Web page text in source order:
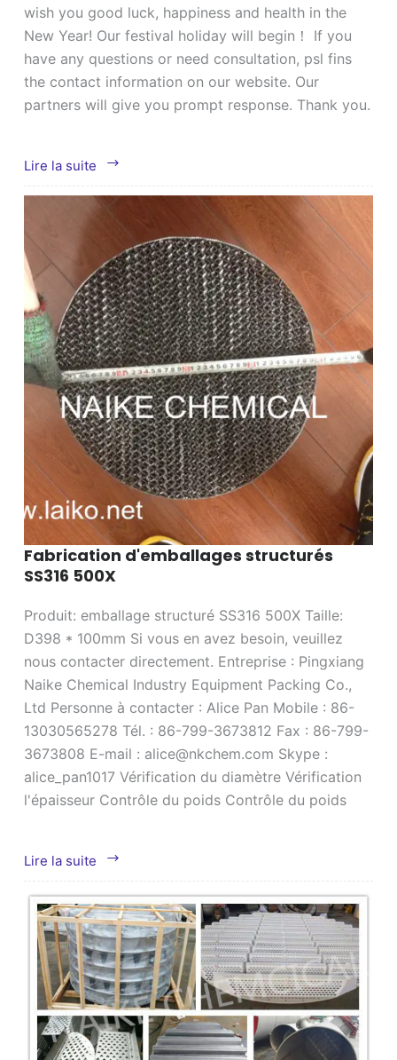
wish you good luck, happiness and health in the
New Year! Our festival holiday will begin！ If you
have any questions or need consultation, psl fins
the contact information on our website. Our
partners will give you prompt response. Thank you.
Lire la suite
Bonne
année
Fabrication d'emballages structurés
SS316 500X
Produit: emballage structuré SS316 500X Taille:
D398 * 100mm Si vous en avez besoin, veuillez
nous contacter directement. Entreprise : Pingxiang
Naike Chemical Industry Equipment Packing Co.,
Ltd Personne à contacter : Alice Pan Mobile : 86-
13030565278 Tél. : 86-799-3673812 Fax : 86-799-
3673808 E-mail : alice@nkchem.com Skype :
alice_pan1017 Vérification du diamètre Vérification
l'épaisseur Contrôle du poids Contrôle du poids
Lire la suite
Fabrication
d'emballages
structurés
SS316
500X